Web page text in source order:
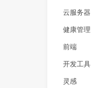
云服务器
健康管理
前端
开发工具
灵感